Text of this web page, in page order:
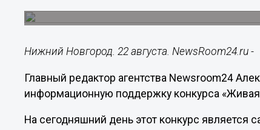
Нижний Новгород. 22 августа. NewsRoom24.ru -
Главный редактор агентства Newsroom24
информационную поддержку конкурса «Живая
На сегодняшний день этот конкурс